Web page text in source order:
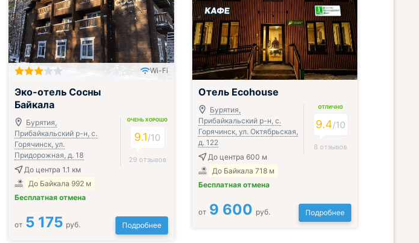
Включён завтрак, обед и ужин
Wi-Fi
Эко-отель Сосны
Байкала
Бурятия,
Прибайкальский р-н, с.
Горячинск, ул.
Придорожная, д. 18
До центра 1.1 км
До Байкала 992 м
Бесплатная отмена
ОЧЕНЬ ХОРОШО
9.1/10
29 отзывов
от 5 175 руб. Подробнее
Отель Ecohouse
Бурятия,
Прибайкальский р-н, с.
Горячинск, ул. Октябрьская,
д. 122
До центра 600 м
До Байкала 718 м
Бесплатная отмена
ОТЛИЧНО
9.4/10
8 отзывов
от 9 600 руб. Подробнее